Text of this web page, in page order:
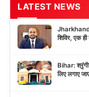
LATEST NEWS
Jharkhand:
शिविर, एक
Bihar:
लिए लगाए